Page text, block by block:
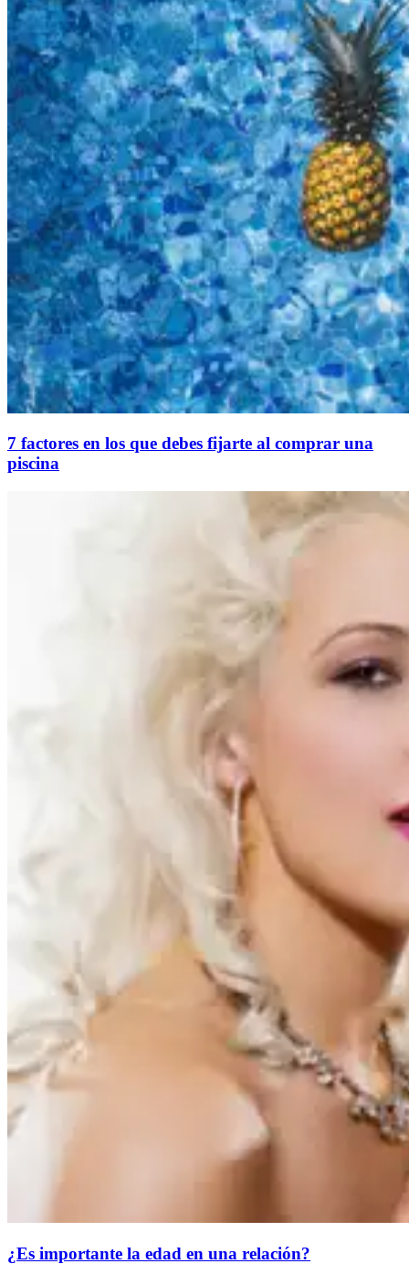
7 factores en los que debes fijarte al comprar una
piscina
¿Es importante la edad en una relación?